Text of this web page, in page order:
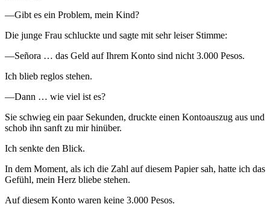
—Gibt es ein Problem, mein Kind?
Die junge Frau schluckte und sagte mit sehr leiser Stimme:
—Señora … das Geld auf Ihrem Konto sind nicht 3.000 Pesos.
Ich blieb reglos stehen.
—Dann … wie viel ist es?
Sie schwieg ein paar Sekunden, druckte einen Kontoauszug aus und
schob ihn sanft zu mir hinüber.
Ich senkte den Blick.
In dem Moment, als ich die Zahl auf diesem Papier sah, hatte ich das
Gefühl, mein Herz bliebe stehen.
Auf diesem Konto waren keine 3.000 Pesos.